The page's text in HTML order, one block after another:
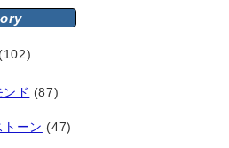
(102)
ンド (87)
トーン (47)